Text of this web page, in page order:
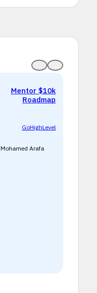
Mentor $10k
Roadmap
GoHighLevel
Mohamed Arafa